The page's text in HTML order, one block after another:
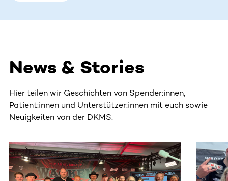
News & Stories
Hier teilen wir Geschichten von Spender:innen,
Patient:innen und Unterstützer:innen mit euch sowie
Neuigkeiten von der DKMS.
Dieser Bereich enthält horizontal scrollbare Inhalte.